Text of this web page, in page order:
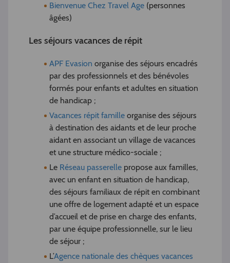
Bienvenue Chez Travel Age (personnes
âgées)
Les séjours vacances de répit
APF Evasion organise des séjours encadrés
par des professionnels et des bénévoles
formés pour enfants et adultes en situation
de handicap ;
Vacances répit famille organise des séjours
à destination des aidants et de leur proche
aidant en associant un village de vacances
et une structure médico-sociale ;
Le Réseau passerelle propose aux familles,
avec un enfant en situation de handicap,
des séjours familiaux de répit en combinant
une offre de logement adapté et un espace
d’accueil et de prise en charge des enfants,
par une équipe professionnelle, sur le lieu
de séjour ;
L’Agence nationale des chèques vacances